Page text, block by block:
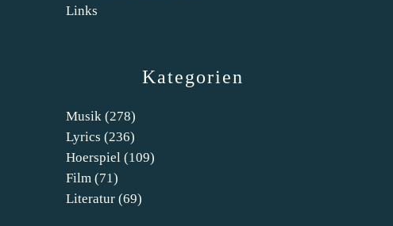
Kategorien
Musik (278)
Lyrics (236)
Hoerspiel (109)
Film (71)
Literatur (69)
Links